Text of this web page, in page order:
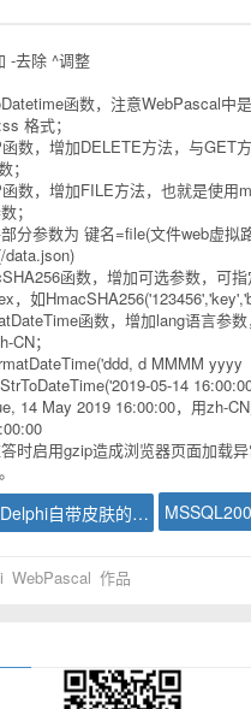
-去除 ^调整
函数，注意WebPascal中
格式；
数，增加DELETE方法，与GET
；
数，增加FILE方法，也就是使用
；
分参数为 键名=file(文件web虚拟
data.json)
函数，增加可选参数，可
，如
函数，增加lang语言参
CN；
d MMMM yyyy
05-14
14 May 2019 16:00:00，用zh-
时启用gzip造成浏览器页面加载
Delphi自带皮肤的使用
WebPascal 作品